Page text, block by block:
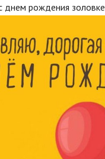
днем рождения золовке